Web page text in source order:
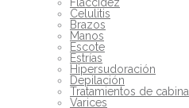
Celulitis
Brazos
Manos
Escote
Estrías
Hipersudoración
Depilación
Tratamientos de cabina
Varices